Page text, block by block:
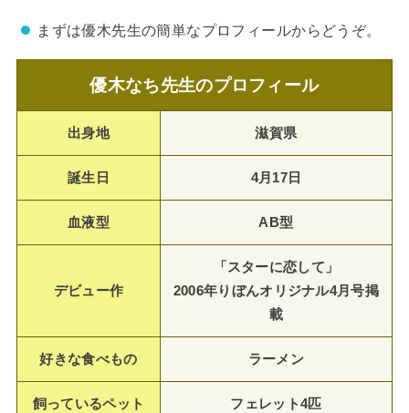
まずは優木先生の簡単なプロフィールからどうぞ。
優木なち先生のプロフィール
出身地 滋賀県
誕生日 4月17日
血液型 AB型
デビュー作
「スターに恋して」
2006年りぼんオリジナル4月号掲
載
好きな食べもの ラーメン
飼っているペット フェレット4匹